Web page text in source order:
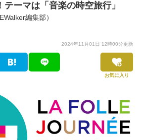
ーマは「音楽の時空旅行」
編集部）
2024年11月01日 12時00分更新
お気に入り